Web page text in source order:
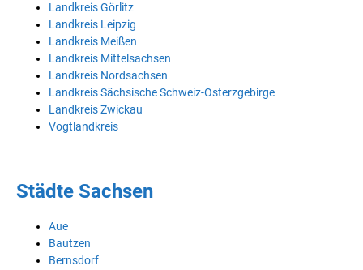
Landkreis Görlitz
Landkreis Leipzig
Landkreis Meißen
Landkreis Mittelsachsen
Landkreis Nordsachsen
Landkreis Sächsische Schweiz-Osterzgebirge
Landkreis Zwickau
Vogtlandkreis
Städte Sachsen
Aue
Bautzen
Bernsdorf